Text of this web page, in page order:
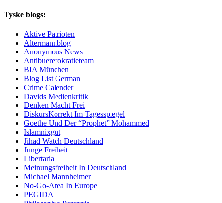
Tyske blogs:
Aktive Patrioten
Altermannblog
Anonymous News
Antibuererokratieteam
BIA München
Blog List German
Crime Calender
Davids Medienkritik
Denken Macht Frei
DiskursKorrekt Im Tagesspiegel
Goethe Und Der “Prophet” Mohammed
Islamnixgut
Jihad Watch Deutschland
Junge Freiheit
Libertaria
Meinungsfreiheit In Deutschland
Michael Mannheimer
No-Go-Area In Europe
PEGIDA